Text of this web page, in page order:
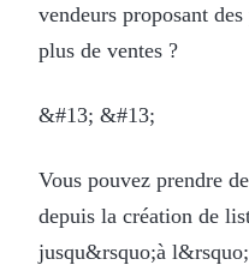
vendeurs proposant
plus de ventes ?
&#13; &#13;
Vous pouvez prendre
depuis la création de
jusqu&rsquo;à